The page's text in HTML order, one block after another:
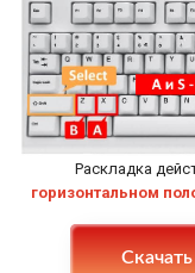
Раскладка
горизонтальном